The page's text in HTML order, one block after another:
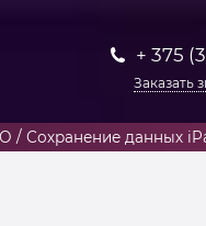
+ 375
Заказать
Сохранение данных